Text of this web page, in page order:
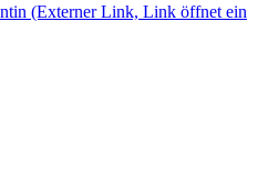
(Externer Link, Link öffnet ein